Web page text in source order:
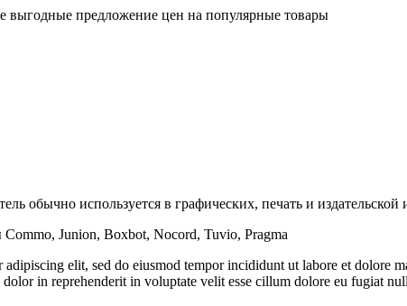
предложение цен на популярные товары
обычно используется в графических, печать и
Junion, Boxbot, Nocord, Tuvio, Pragma
adipiscing elit, sed do eiusmod tempor incididunt ut labore et
in reprehenderit in voluptate velit esse cillum dolore eu fugiat